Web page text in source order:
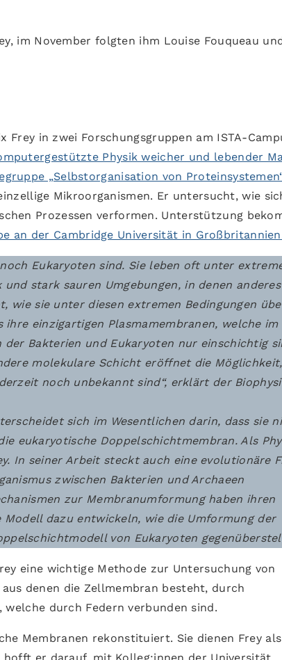
im November folgten ihm Louise Fouqueau
in zwei Forschungsgruppen am ISTA-
Physik weicher und lebender
„Selbstorganisation von
Mikroorganismen. Er untersucht, wie
Prozessen verformen. Unterstützung
an der Cambridge Universität in
Eukaryoten sind. Sie leben oft unter
stark sauren Umgebungen, in denen
wie sie unter diesen extremen Bedingungen
einzigartigen Plasmamembranen, welche im
der Bakterien und Eukaryoten nur einschichtig
molekulare Schicht eröffnet die
noch unbekannt sind“, erklärt der
sich im Wesentlichen darin, dass sie
eukaryotische Doppelschichtmembran. Als
In seiner Arbeit steckt auch eine evolutionäre
zwischen Bakterien und Archaeen
zur Membranumformung haben ihren
dazu entwickeln, wie die Umformung der
von Eukaryoten
eine wichtige Methode zur Untersuchung von
denen die Zellmembran besteht, durch
durch Federn verbunden sind.
Membranen rekonstituiert. Sie dienen Frey als